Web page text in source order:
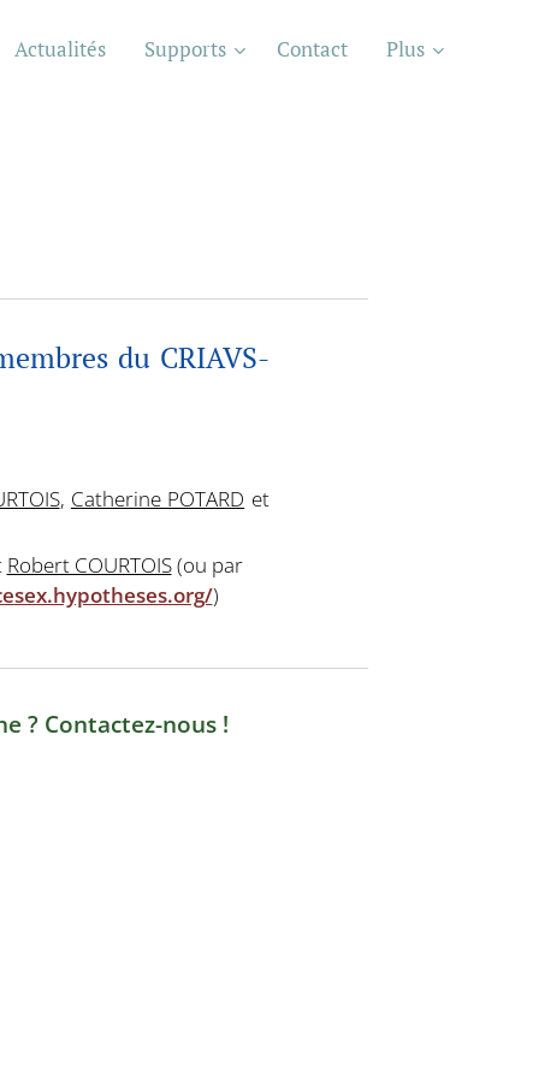
Actualités Supports Contact Plus
du CRIAVS-
, Catherine POTARD et
Robert COURTOIS(ou par
)
? Contactez-nous !